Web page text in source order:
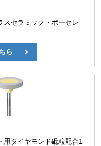
スセラミック・ポーセレ
ら
用ダイヤモンド砥粒配合1